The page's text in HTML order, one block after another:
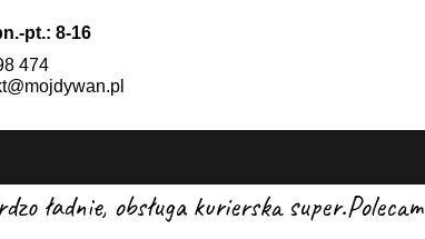
pt.: 8-16
474
ładnie, obsługa kurierska